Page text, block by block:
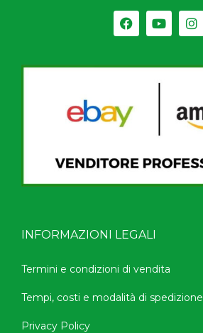
INFORMAZIONI LEGALI
Termini e condizioni di vendita
Tempi, costi e modalità di spedizione
Privacy Policy